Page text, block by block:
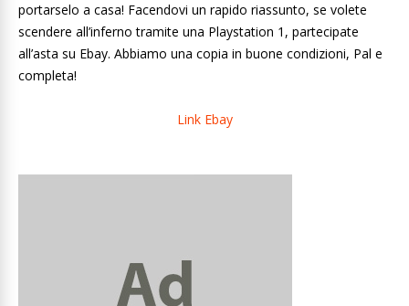
portarselo a casa! Facendovi un rapido riassunto, se volete
scendere all’inferno tramite una Playstation 1, partecipate
all’asta su Ebay. Abbiamo una copia in buone condizioni, Pal e
completa!
Link Ebay